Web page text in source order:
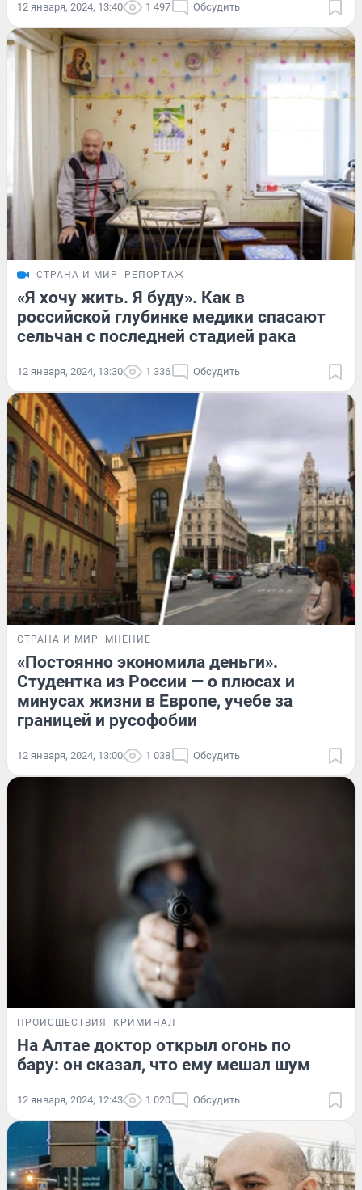
12 января, 2024, 13:40 1 497 Обсудить
СТРАНА И МИР РЕПОРТАЖ
«Я хочу жить. Я буду». Как в
российской глубинке медики спасают
сельчан с последней стадией рака
12 января, 2024, 13:30 1 336 Обсудить
СТРАНА И МИР МНЕНИЕ
«Постоянно экономила деньги».
Студентка из России — о плюсах и
минусах жизни в Европе, учебе за
границей и русофобии
12 января, 2024, 13:00 1 038 Обсудить
ПРОИСШЕСТВИЯ КРИМИНАЛ
На Алтае доктор открыл огонь по
бару: он сказал, что ему мешал шум
12 января, 2024, 12:43 1 020 Обсудить